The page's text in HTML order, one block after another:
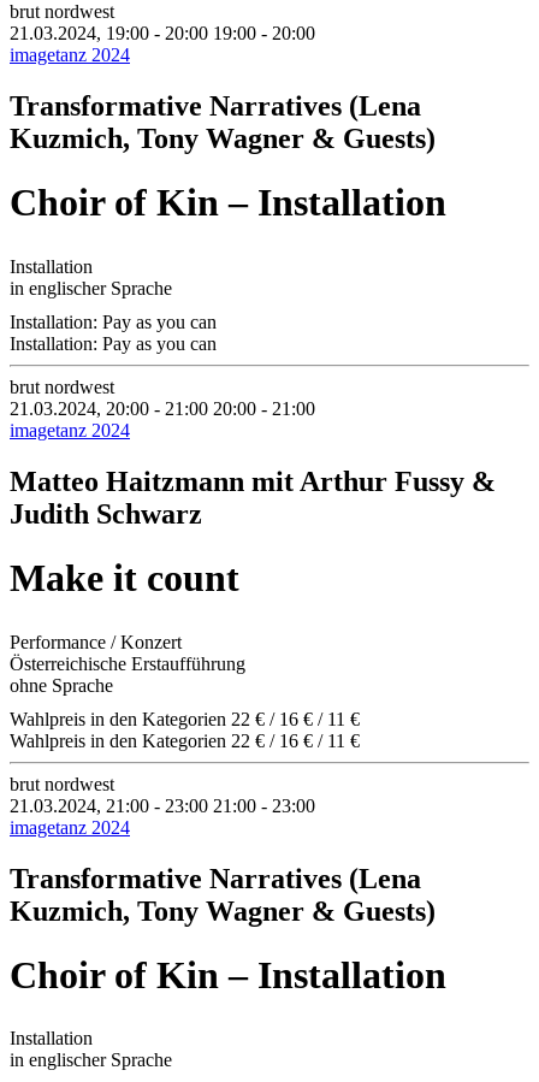
brut nordwest
21.03.2024, 19:00 - 20:00 19:00 - 20:00
imagetanz 2024
Transformative Narratives (Lena
Kuzmich, Tony Wagner & Guests)
Choir of Kin – Installation
Installation
in englischer Sprache
Installation: Pay as you can
Installation: Pay as you can
brut nordwest
21.03.2024, 20:00 - 21:00 20:00 - 21:00
imagetanz 2024
Matteo Haitzmann mit Arthur Fussy &
Judith Schwarz
Make it count
Performance / Konzert
Österreichische Erstaufführung
ohne Sprache
Wahlpreis in den Kategorien 22 € / 16 € / 11 €
Wahlpreis in den Kategorien 22 € / 16 € / 11 €
brut nordwest
21.03.2024, 21:00 - 23:00 21:00 - 23:00
imagetanz 2024
Transformative Narratives (Lena
Kuzmich, Tony Wagner & Guests)
Choir of Kin – Installation
Installation
in englischer Sprache